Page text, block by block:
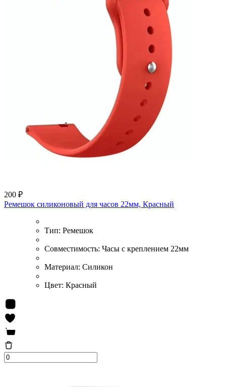
200 ₽
Ремешок силиконовый для часов 22мм, Красный
Тип: Ремешок
Совместимость: Часы с креплением 22мм
Материал: Силикон
Цвет: Красный